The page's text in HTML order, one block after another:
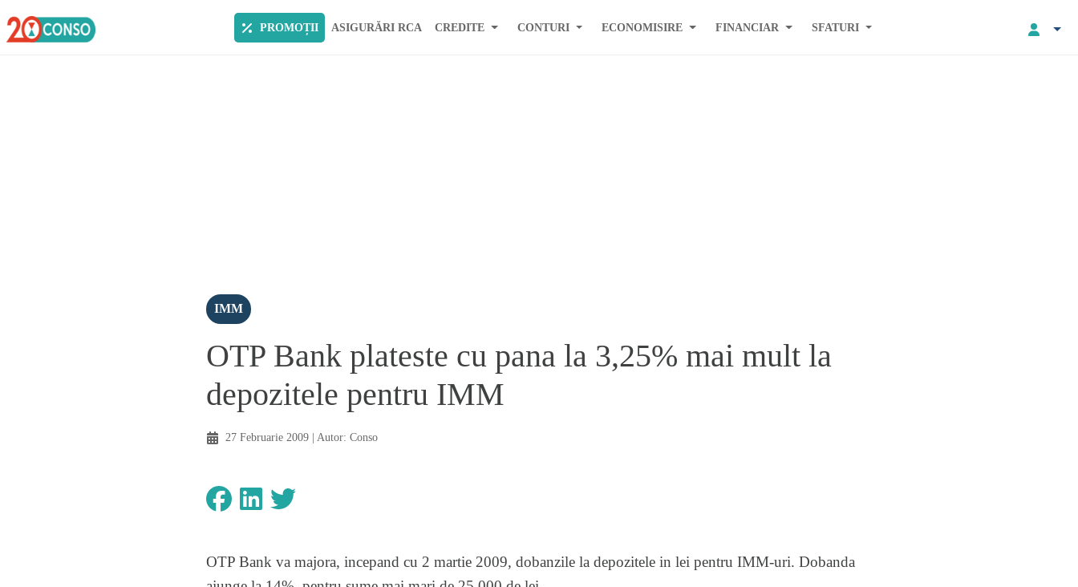
PROMOȚII ASIGURĂRI RCA CREDITE CONTURI ECONOMISIRE FINANCIAR SFATURI
IMM
OTP Bank plateste cu pana la 3,25% mai mult la
depozitele pentru IMM
27 Februarie 2009| Autor: Conso
OTP Bank va majora, incepand cu 2 martie 2009, dobanzile la depozitele in lei pentru IMM-uri. Dobanda